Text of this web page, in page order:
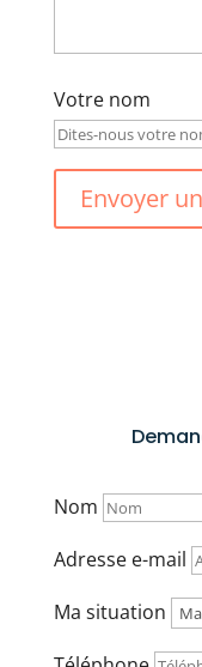
Votre nom
Envoyer
Nom
Adresse e-mail
Ma situation